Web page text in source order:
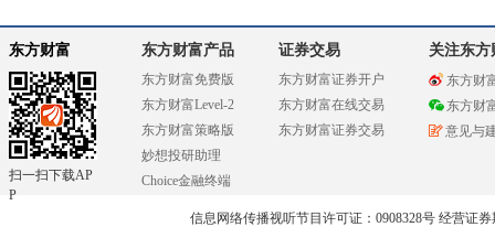
东方财富
扫一扫下载AP
P
东方财富产品
东方财富免费版
东方财富Level-2
东方财富策略版
妙想投研助理
Choice金融终端
证券交易
东方财富证券开户
东方财富在线交易
东方财富证券交易
关注东方
东方财
东方财
意见与
信息网络传播视听节目许可证：0908328号 经营证